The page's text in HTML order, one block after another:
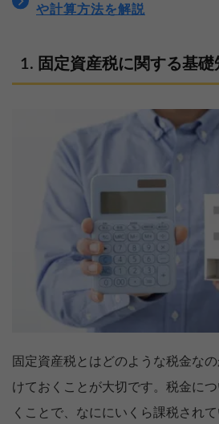
や計算方法を解説
固定資産税に関する基礎
固定資産税とはどのような税金な
けておくことが大切です。税金に
くことで、なににいくら課税され